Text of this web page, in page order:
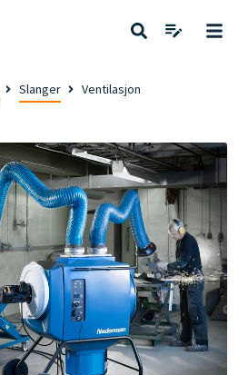
Slanger Ventilasjon